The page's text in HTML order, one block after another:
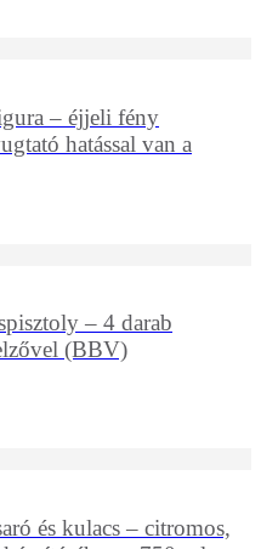
– éjjeli fény
hatással van a
– 4 darab
(BBV)
és kulacs – citromos,